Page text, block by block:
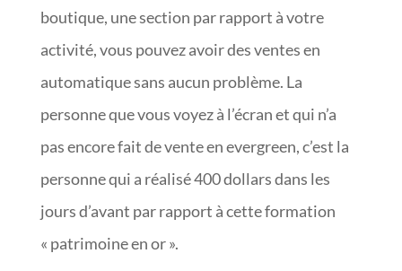
boutique, une section par rapport à votre
activité, vous pouvez avoir des ventes en
automatique sans aucun problème. La
personne que vous voyez à l’écran et qui n’a
pas encore fait de vente en evergreen, c’est la
personne qui a réalisé 400 dollars dans les
jours d’avant par rapport à cette formation
« patrimoine en or ».